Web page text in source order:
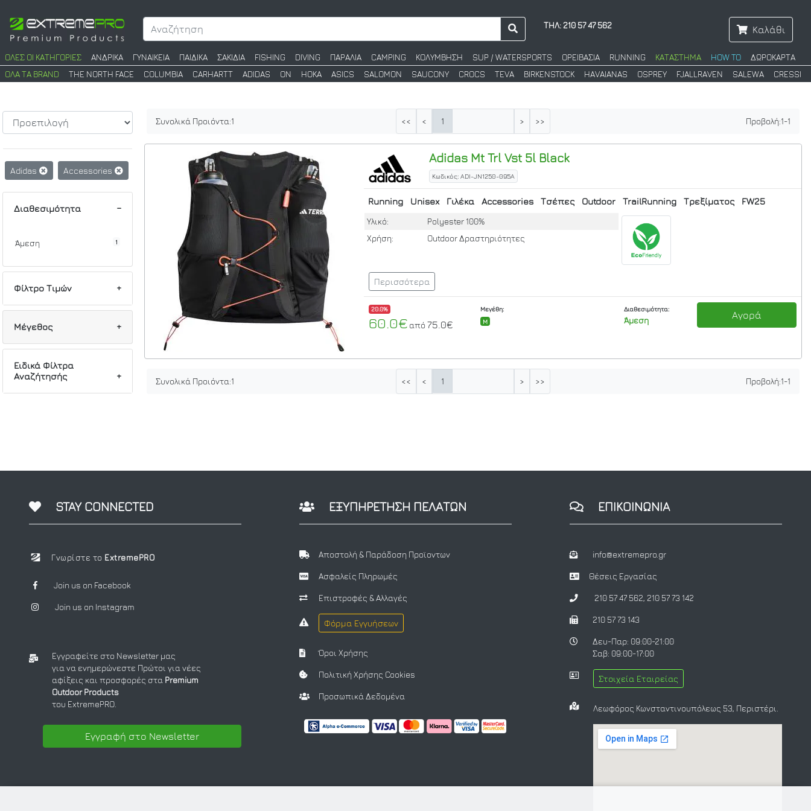
ΤΗΛ: 210 57 47 562 Καλάθι
ΟΛΕΣ ΟΙ ΚΑΤΗΓΟΡΙΕΣ ΑΝΔΡΙΚΑ ΓΥΝΑΙΚΕΙΑ ΠΑΙΔΙΚΑ ΣΑΚΙΔΙΑ FISHING DIVING ΠΑΡΑΛΙΑ CAMPING ΚΟΛΥΜΒΗΣΗ SUP / WATERSPORTS ΟΡΕΙΒΑΣΙΑ RUNNING ΚΑΤΑΣΤΗΜΑ HOW TO
ΔΩΡΟΚΑΡΤΑ
ΟΛΑ ΤΑ BRAND
THE NORTH FACE COLUMBIA CARHARTT ADIDAS ON HOKA ASICS SALOMON SAUCONY CROCS TEVA BIRKENSTOCK HAVAIANAS OSPREY FJALLRAVEN SALEWA CRESSI
Adidas Accessories
Διαθεσιμότητα
Άμεση 1
Φίλτρο Τιμών
Min Max
Μέγεθος
M
Ειδικά Φίλτρα
Αναζήτησής
Συνολικά Προιόντα:1 << < 1 > >> Προβολή:1-1
AdidasMt Trl Vst 5lBlack
Κωδικός: ADI-JN1250-095A
Running Unisex Γιλέκα Accessories Τσέπες Outdoor TrailRunning Τρεξίματος FW25
Υλικό:
Polyester 100%
Χρήση:
Outdoor Δραστηριότητες
Περισσότερα
20.0%
60.0€ από 75.0€
Μεγέθη:
M
Διαθεσιμότητα:
Άμεση Αγορά
Συνολικά Προιόντα:1 << < 1 > >> Προβολή:1-1
STAY CONNECTED
Γνωρίστε το ExtremePRO
Join us on Facebook
Join us on Instagram
Εγγραφείτε στο Newsletter μας
για να ενημερώνεστε Πρώτοι για νέες
αφίξεις και προσφορές στα Premium
Outdoor Products
του ExtremePRO.
Εγγραφή στο Newsletter
ΕΞΥΠΗΡΕΤΗΣΗ ΠΕΛΑΤΩΝ
Αποστολή & Παράδοση Προϊοντων
Ασφαλείς Πληρωμές
Επιστροφές & Αλλαγές
Φόρμα Εγγυήσεων
Όροι Χρήσης
Πολιτική Χρήσης Cookies
Προσωπικά Δεδομένα
ΕΠΙΚΟΙΝΩΝΙΑ
info@extremepro.gr
Θέσεις Εργασίας
210 57 47 562, 210 57 73 142
210 57 73 143
Δευ-Παρ: 09:00-21:00
Σαβ: 09:00-17:00
Στοιχεία Εταιρείας
Λεωφόρος Κωνσταντινουπόλεως 53, Περιστέρι.